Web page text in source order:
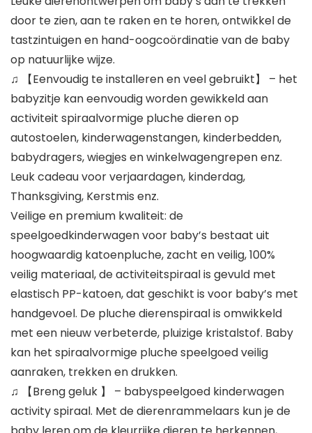
door te zien, aan te raken en te horen, ontwikkel de
tastzintuigen en hand-oogcoördinatie van de baby
op natuurlijke wijze.
♫ 【Eenvoudig te installeren en veel gebruikt】 – het
babyzitje kan eenvoudig worden gewikkeld aan
activiteit spiraalvormige pluche dieren op
autostoelen, kinderwagenstangen, kinderbedden,
babydragers, wiegjes en winkelwagengrepen enz.
Leuk cadeau voor verjaardagen, kinderdag,
Thanksgiving, Kerstmis enz.
Veilige en premium kwaliteit: de
speelgoedkinderwagen voor baby’s bestaat uit
hoogwaardig katoenpluche, zacht en veilig, 100%
veilig materiaal, de activiteitspiraal is gevuld met
elastisch PP-katoen, dat geschikt is voor baby’s met
handgevoel. De pluche dierenspiraal is omwikkeld
met een nieuw verbeterde, pluizige kristalstof. Baby
kan het spiraalvormige pluche speelgoed veilig
aanraken, trekken en drukken.
♫ 【Breng geluk 】 – babyspeelgoed kinderwagen
activity spiraal. Met de dierenrammelaars kun je de